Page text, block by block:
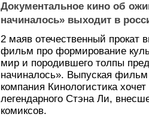
Документальное кино об
начиналось» выходит в
2 маяв отечественный прокат
фильм про формирование
мир и породившего толпы
начиналось». Выпуская
компания Кинологистика
легендарного Стэна Ли,
комиксов.